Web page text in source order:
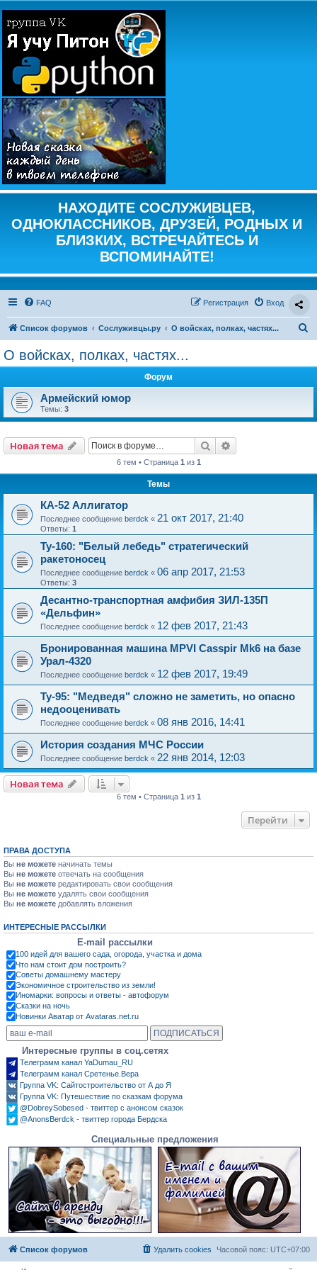
НАХОДИТЕ СОСЛУЖИВЦЕВ,
ОДНОКЛАССНИКОВ, ДРУЗЕЙ, РОДНЫХ И
БЛИЗКИХ, ВСТРЕЧАЙТЕСЬ И
ВСПОМИНАЙТЕ!
FAQ Вход
Регистрация
Список форумов Сослуживцы.ру О войсках, полках, частях...
О войсках, полках, частях...
Форум
Армейский юмор
Темы: 3
Новая тема Поиск
6 тем • Страница 1 из 1
Темы
КА-52 Аллигатор
Последнее сообщение berdck « 21 окт 2017, 21:40
Ответы: 1
Ту-160: "Белый лебедь" стратегический
ракетоносец
Последнее сообщение berdck « 06 апр 2017, 21:53
Ответы: 3
Десантно-транспортная амфибия ЗИЛ-135П
«Дельфин»
Последнее сообщение berdck « 12 фев 2017, 21:43
Бронированная машина MPVI Casspir Mk6 на базе
Урал-4320
Последнее сообщение berdck « 12 фев 2017, 19:49
Ту-95: "Медведя" сложно не заметить, но опасно
недооценивать
Последнее сообщение berdck « 08 янв 2016, 14:41
История создания МЧС России
Последнее сообщение berdck « 22 янв 2014, 12:03
Новая тема
6 тем • Страница 1 из 1
Перейти
ПРАВА ДОСТУПА
Вы не можете начинать темы
Вы не можете отвечать на сообщения
Вы не можете редактировать свои сообщения
Вы не можете удалять свои сообщения
Вы не можете добавлять вложения
ИНТЕРЕСНЫЕ РАССЫЛКИ
E-mail рассылки
100 идей для вашего сада, огорода, участка и дома
Что нам стоит дом построить?
Советы домашнему мастеру
Экономичное строительство из земли!
Иномарки: вопросы и ответы - автофорум
Сказки на ночь
Новинки Аватар от Avataras.net.ru
Интересные группы в соц.сетях
Телеграмм канал YaDumau_RU
Телеграмм канал Сретенье.Вера
Группа VK: Сайтостроительство от А до Я
Группа VK: Путешествие по сказкам форума
@DobreySobesed - твиттер с анонсом сказок
@AnonsBerdck - твиттер города Бердска
Специальные предложения
Список форумов Часовой пояс: UTC+07:00
Удалить cookies